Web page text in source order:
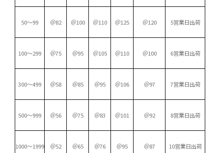
50～99 ＠82 ＠100 ＠110 ＠125 ＠120 5営業日出荷
100～299 ＠75 ＠95 ＠105 ＠110 ＠100 6営業日出荷
300～499 ＠58 ＠85 ＠95 ＠106 ＠97 7営業日出荷
500～999 ＠56 ＠75 ＠83 ＠101 ＠92 8営業日出荷
1000～1999 ＠52 ＠65 ＠76 ＠95 ＠87 10営業日出荷